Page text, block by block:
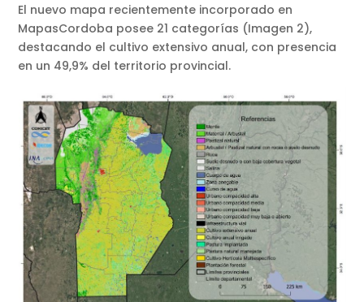
El nuevo mapa recientemente incorporado en
MapasCordoba posee 21 categorías (Imagen 2),
destacando el cultivo extensivo anual, con presencia
en un 49,9% del territorio provincial.